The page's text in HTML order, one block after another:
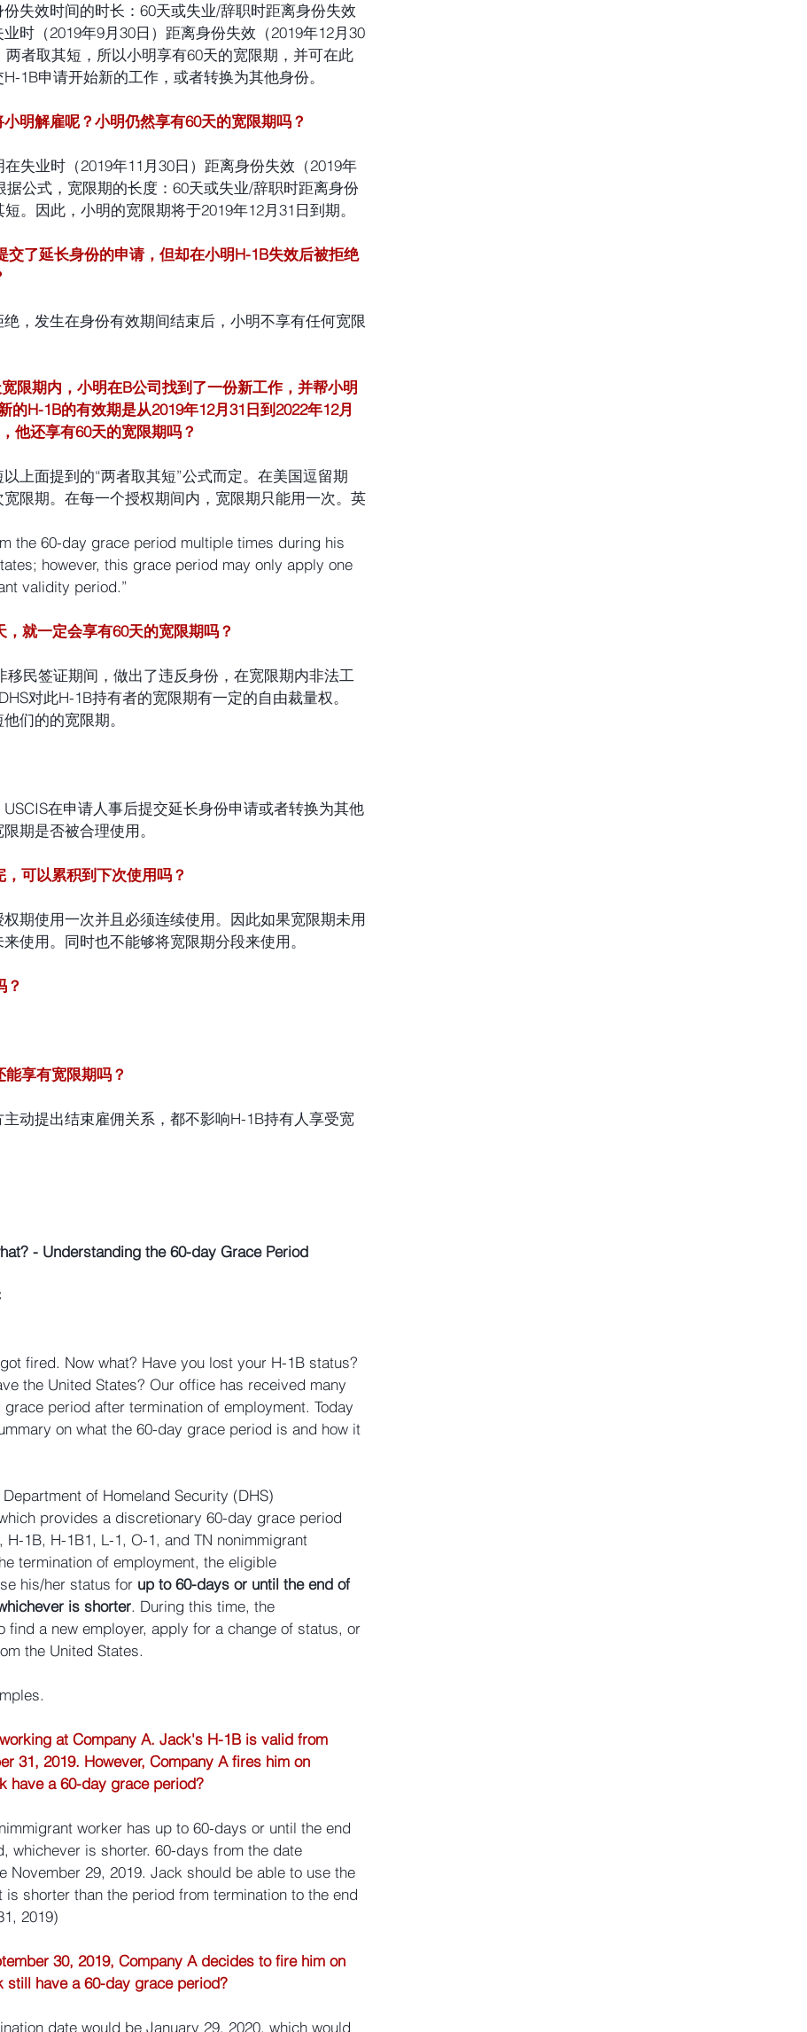
失效时间的时长：60天或失业/辞职时距离身份失效
时（2019年9月30日）距离身份失效（2019年12月30
者取其短，所以小明享有60天的宽限期，并可在此
1B申请开始新的工作，或者转换为其他身份。
明解雇呢？小明仍然享有60天的宽限期吗？
失业时（2019年11月30日）距离身份失效（2019年
据公式，宽限期的长度：60天或失业/辞职时距离身份
。因此，小明的宽限期将于2019年12月31日到期。
交了延长身份的申请，但却在小明H-1B失效后被拒绝
，发生在身份有效期间结束后，小明不享有任何宽限
限期内，小明在B公司找到了一份新工作，并帮小明
的H-1B的有效期是从2019年12月31日到2022年12月
他还享有60天的宽限期吗？
上面提到的“两者取其短”公式而定。在美国逗留期
限期。在每一个授权期间内，宽限期只能用一次。英
the 60-day grace period multiple times during his
however, this grace period may only apply one
validity period.”
就一定会享有60天的宽限期吗？
移民签证期间，做出了违反身份，在宽限期内非法工
对此H-1B持有者的宽限期有一定的自由裁量权。
们的的宽限期。
在申请人事后提交延长身份申请或者转换为其他
期是否被合理使用。
可以累积到下次使用吗？
期使用一次并且必须连续使用。因此如果宽限期未用
使用。同时也不能够将宽限期分段来使用。
？
享有宽限期吗？
动提出结束雇佣关系，都不影响H-1B持有人享受宽
- Understanding the 60-day Grace Period
fired. Now what? Have you lost your H-1B status?
the United States? Our office has received many
period after termination of employment. Today
on what the 60-day grace period is and how it
of Homeland Security (DHS)
provides a discretionary 60-day grace period
1B, H-1B1, L-1, O-1, and TN nonimmigrant
termination of employment, the eligible
his/her status for up to 60-days or until the end of
is shorter. During this time, the
find a new employer, apply for a change of status, or
the United States.
at Company A. Jack's H-1B is valid from
31, 2019. However, Company A fires him on
have a 60-day grace period?
worker has up to 60-days or until the end
whichever is shorter. 60-days from the date
November 29, 2019. Jack should be able to use the
shorter than the period from termination to the end
2019)
30, 2019, Company A decides to fire him on
still have a 60-day grace period?
date would be January 29, 2020, which would